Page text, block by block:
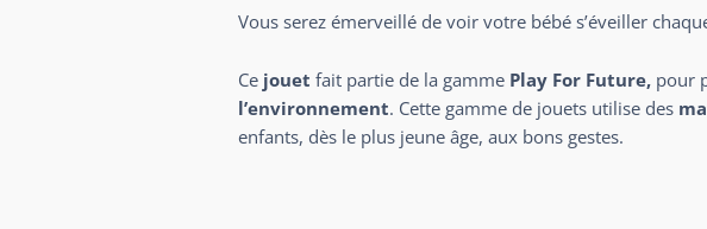
Vous serez émerveillé de voir votre bébé s’éveiller
Ce jouet fait partie de la gamme Play For Future,pour
l’environnement. Cette gamme de jouets utilise des
enfants, dès le plus jeune âge, aux bons gestes.